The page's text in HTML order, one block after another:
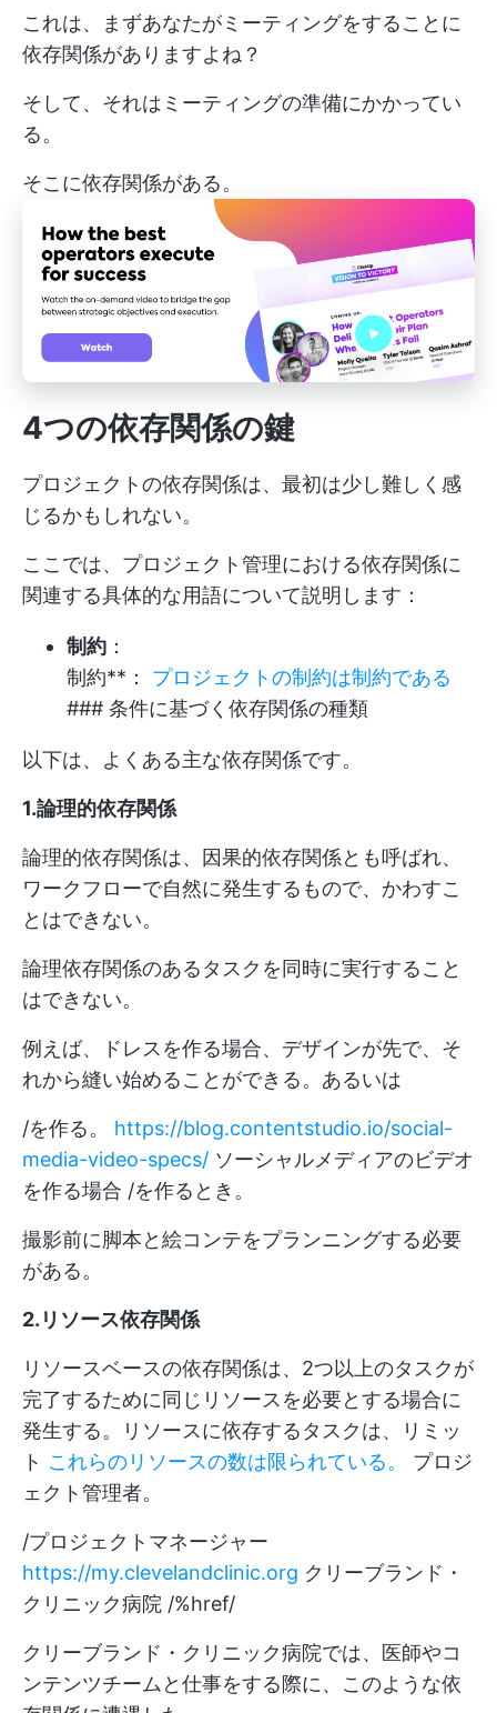
これは、まずあなたがミーティングをすることに
依存関係がありますよね？
そして、それはミーティングの準備にかかってい
る。
そこに依存関係がある。
4つの依存関係の鍵
プロジェクトの依存関係は、最初は少し難しく感
じるかもしれない。
ここでは、プロジェクト管理における依存関係に
関連する具体的な用語について説明します：
制約 ：
制約**： プロジェクトの制約は制約である
### 条件に基づく依存関係の種類
以下は、よくある主な依存関係です。
1.論理的依存関係
論理的依存関係は、因果的依存関係とも呼ばれ、
ワークフローで自然に発生するもので、かわすこ
とはできない。
論理依存関係のあるタスクを同時に実行すること
はできない。
例えば、ドレスを作る場合、デザインが先で、そ
れから縫い始めることができる。あるいは
/を作る。 https://blog.contentstudio.io/social-
media-video-specs/ ソーシャルメディアのビデオ
を作る場合 /を作るとき。
撮影前に脚本と絵コンテをプランニングする必要
がある。
2.リソース依存関係
リソースベースの依存関係は、2つ以上のタスクが
完了するために同じリソースを必要とする場合に
発生する。リソースに依存するタスクは、リミッ
ト これらのリソースの数は限られている。
プロジ
ェクト管理者。
/プロジェクトマネージャー
https://my.clevelandclinic.org クリーブランド・
クリニック病院 /%href/
クリーブランド・クリニック病院では、医師やコ
ンテンツチームと仕事をする際に、このような依